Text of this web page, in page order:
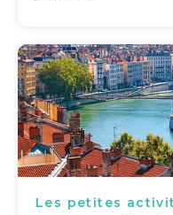
Les petites